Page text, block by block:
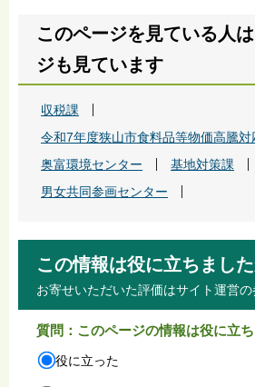
このページを見ている人
ジも見ています
収税課
令和7年度狭山市食料品等物価高騰対
奥富環境センター
基地対策課
男女共同参画センター
この情報は役に立ちまし
お寄せいただいた評価はサイト運営の
質問：このページの情報は役に立
役に立った